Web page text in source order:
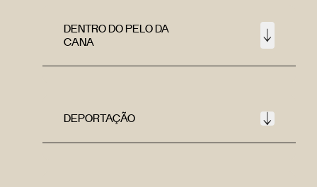
DENTRO DO PELO DA
CANA
DEPORTAÇÃO